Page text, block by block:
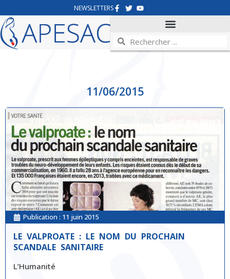
NEWSLETTERS
11/06/2015
Publication : 11 juin 2015
LE VALPROATE : LE NOM DU PROCHAIN
SCANDALE SANITAIRE
L’Humanité